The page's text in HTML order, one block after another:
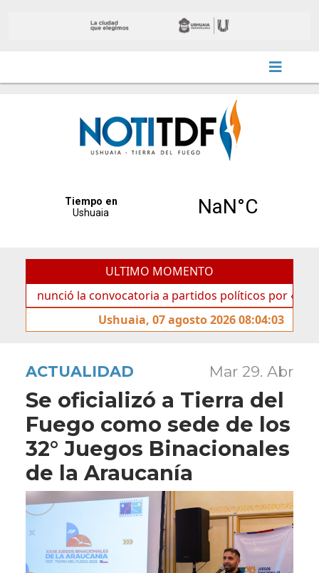
ULTIMO MOMENTO
la convocatoria a partidos políticos por «ficha limpia»
Ushuaia, 07 agosto 2026 08:04:03
ACTUALIDAD Mar 29. Abr
Se oficializó a Tierra del
Fuego como sede de los
32° Juegos Binacionales
de la Araucanía